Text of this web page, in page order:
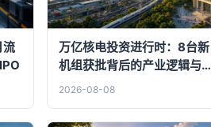
流
万亿核电投资进行时：8台新
机组获批背后的产业逻辑与市
场信号
2026-08-08